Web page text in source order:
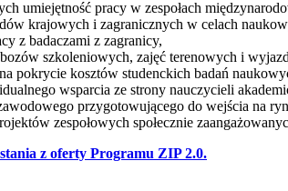
umiejętność pracy w zespołach
krajowych i zagranicznych w celach
z badaczami z zagranicy,
szkoleniowych, zajęć terenowych i
pokrycie kosztów studenckich badań
wsparcia ze strony nauczycieli
przygotowującego do wejścia na
zespołowych społecznie
z oferty Programu ZIP 2.0.